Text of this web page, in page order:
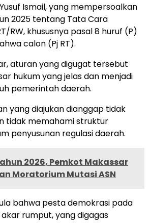
Ismail, yang mempersoalkan
2025 tentang Tata Cara
RW, khususnya pasal 8 huruf (P)
calon (Pj RT).
aturan yang digugat tersebut
hukum yang jelas dan menjadi
pemerintah daerah.
yang diajukan dianggap tidak
tidak memahami struktur
penyusunan regulasi daerah.
2026, Pemkot Makassar
Moratorium Mutasi ASN
bahwa pesta demokrasi pada
rumput, yang digagas